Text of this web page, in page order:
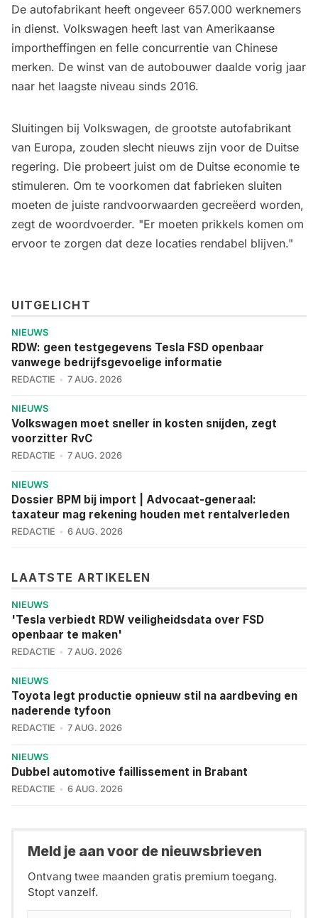
De autofabrikant heeft ongeveer 657.000 werknemers
in dienst. Volkswagen heeft last van Amerikaanse
importheffingen en felle concurrentie van Chinese
merken. De winst van de autobouwer daalde vorig jaar
naar het laagste niveau sinds 2016.
Sluitingen bij Volkswagen, de grootste autofabrikant
van Europa, zouden slecht nieuws zijn voor de Duitse
regering. Die probeert juist om de Duitse economie te
stimuleren. Om te voorkomen dat fabrieken sluiten
moeten de juiste randvoorwaarden gecreëerd worden,
zegt de woordvoerder. "Er moeten prikkels komen om
ervoor te zorgen dat deze locaties rendabel blijven."
UITGELICHT
NIEUWS
RDW: geen testgegevens Tesla FSD openbaar
vanwege bedrijfsgevoelige informatie
REDACTIE 7 AUG. 2026
NIEUWS
Volkswagen moet sneller in kosten snijden, zegt
voorzitter RvC
REDACTIE 7 AUG. 2026
NIEUWS
Dossier BPM bij import | Advocaat-generaal:
taxateur mag rekening houden met rentalverleden
REDACTIE 6 AUG. 2026
LAATSTE ARTIKELEN
NIEUWS
'Tesla verbiedt RDW veiligheidsdata over FSD
openbaar te maken'
REDACTIE 7 AUG. 2026
NIEUWS
Toyota legt productie opnieuw stil na aardbeving en
naderende tyfoon
REDACTIE 7 AUG. 2026
NIEUWS
Dubbel automotive faillissement in Brabant
REDACTIE 6 AUG. 2026
Meld je aan voor de nieuwsbrieven
Ontvang twee maanden gratis premium toegang.
Stopt vanzelf.